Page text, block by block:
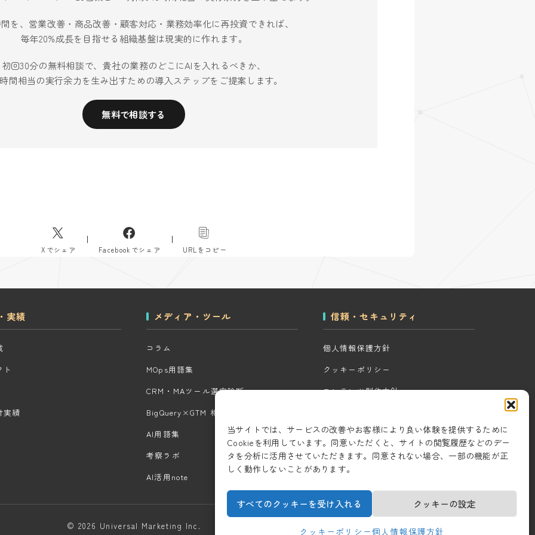
当サイトでは、サービスの改善やお客様により良い体験を提供するために
Cookieを利用しています。同意いただくと、サイトの閲覧履歴などのデー
タを分析に活用させていただきます。同意されない場合、一部の機能が正
しく動作しないことがあります。
すべてのクッキーを受け入れる クッキーの設定
クッキーポリシー個人情報保護方針
を、営業改善・商品改善・顧客対応・業務効率化に再投資できれば、
毎年20%成長を目指せる組織基盤は現実的に作れます。
初回30分の無料相談で、貴社の業務のどこにAIを入れるべきか、
間相当の実行余力を生み出すための導入ステップをご提案します。
無料で相談する
Xでシェア Facebookでシェア URLをコピー
実績
実績
メディア・ツール
コラム
MOps用語集
CRM・MAツール選定診断
BigQuery×GTM 相場見積もりツール
AI用語集
考察ラボ
AI活用note
信頼・セキュリティ
個人情報保護方針
クッキーポリシー
コンテンツ制作方針
セキュリティ対策
情報セキュリティ基本方針
© 2026 Universal Marketing Inc.